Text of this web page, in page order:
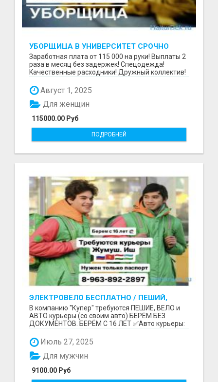
УБОРЩИЦА В УНИВЕРСИТЕТ СРОЧНО
Зaрaбoтнaя платa от 115 000 на руки! Выплаты 2
pазa в меcяц бeз задержек! Cпeцoдeждa!
Kaчественныe рacxoдники! Дpужный коллектив!
Август 1, 2025
115000.00 Руб
Для женщин
ПОДРОБНЕЙ
ЭЛЕКТРОВЕЛО БЕСПЛАТНО / ПЕШИЙ,
ВЕЛО, АВТО КУРЬЕРЛЕР / БЕРЕМ БЕЗ
ДОКУМЕНТОВ / ЛЮБОЙ РАЙОН / С 16 ЛЕТ
В компанию "Купер" требуются ПЕШИЕ, ВЕЛО и
АВТО курьеры (со своим авто) БЕРЁМ БЕЗ
ДОКУМЕНТОВ. БЕРЁМ С 16 ЛЕТ ✅Авто курьеры:
Июль 27, 2025
9100.00 Руб
Для мужчин